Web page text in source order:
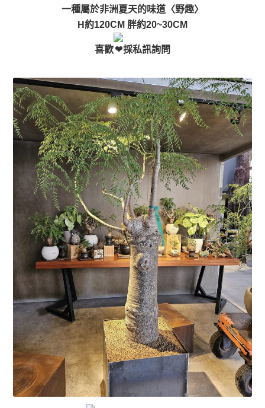
一種屬於非洲夏天的味道〈野趣〉
H約120CM 胖約20~30CM
喜歡 採私訊詢問